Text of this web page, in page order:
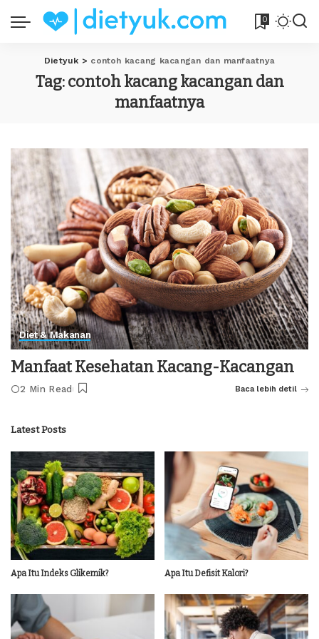
0
Dietyuk > contoh kacang kacangan dan manfaatnya
Tag:contoh kacang kacangan dan
manfaatnya
Diet & Makanan
Manfaat Kesehatan Kacang-Kacangan
2 Min Read Baca lebih detil
Latest Posts
Apa Itu Indeks Glikemik? Apa Itu Defisit Kalori?